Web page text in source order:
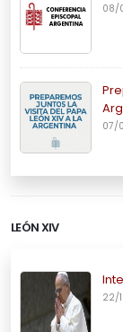
08/
07/
LEÓN XIV
22/